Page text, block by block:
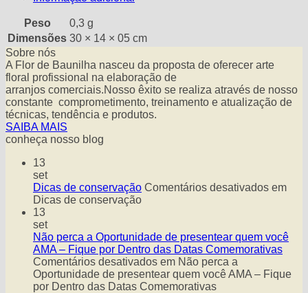
Peso
0,3 g
Dimensões 30 × 14 × 05 cm
Sobre nós
A Flor de Baunilha nasceu da proposta de oferecer arte
floral profissional na elaboração de
arranjos comerciais.Nosso êxito se realiza através de nosso
constante comprometimento, treinamento e atualização de
técnicas, tendência e produtos.
SAIBA MAIS
conheça nosso blog
13
set
Dicas de conservação Comentários desativados em
Dicas de conservação
13
set
Não perca a Oportunidade de presentear quem você
AMA – Fique por Dentro das Datas Comemorativas
Comentários desativados em Não perca a
Oportunidade de presentear quem você AMA – Fique
por Dentro das Datas Comemorativas